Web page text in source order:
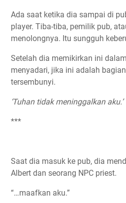
Ada saat ketika dia sampai di
player. Tiba-tiba, pemilik pub,
menolongnya. Itu sungguh
Setelah dia memikirkan ini
menyadari, jika ini adalah bagian
tersembunyi.
‘Tuhan tidak meninggalkan aku.’
***
Saat dia masuk ke pub, dia
Albert dan seorang NPC priest.
“…maafkan aku.”